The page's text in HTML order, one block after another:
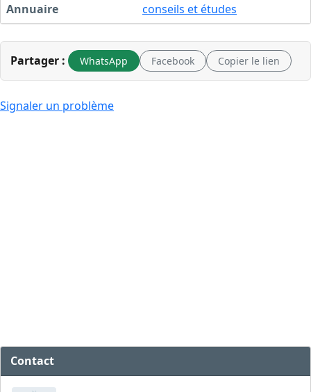
Annuaire
conseils et études
Partager : WhatsApp Facebook Copier le lien
Signaler un problème
Contact